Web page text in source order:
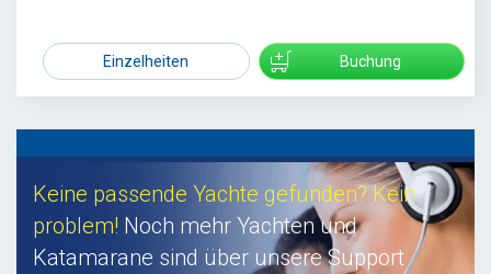
Einzelheiten Buchung
Keine passende Yachte gefunden? Kein
problem! Noch mehr Yachten und
Katamarane sind über unsere Support